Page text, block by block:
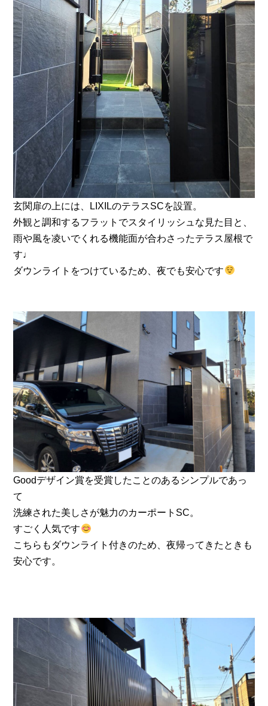
玄関扉の上には、LIXILのテラスSCを設置。
外観と調和するフラットでスタイリッシュな見た目と、
雨や風を凌いでくれる機能面が合わさったテラス屋根で
す♩
ダウンライトをつけているため、夜でも安心です
Goodデザイン賞を受賞したことのあるシンプルであっ
て
洗練された美しさが魅力のカーポートSC。
すごく人気です
こちらもダウンライト付きのため、夜帰ってきたときも
安心です。